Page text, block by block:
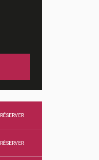
RÉSERVER
RÉSERVER